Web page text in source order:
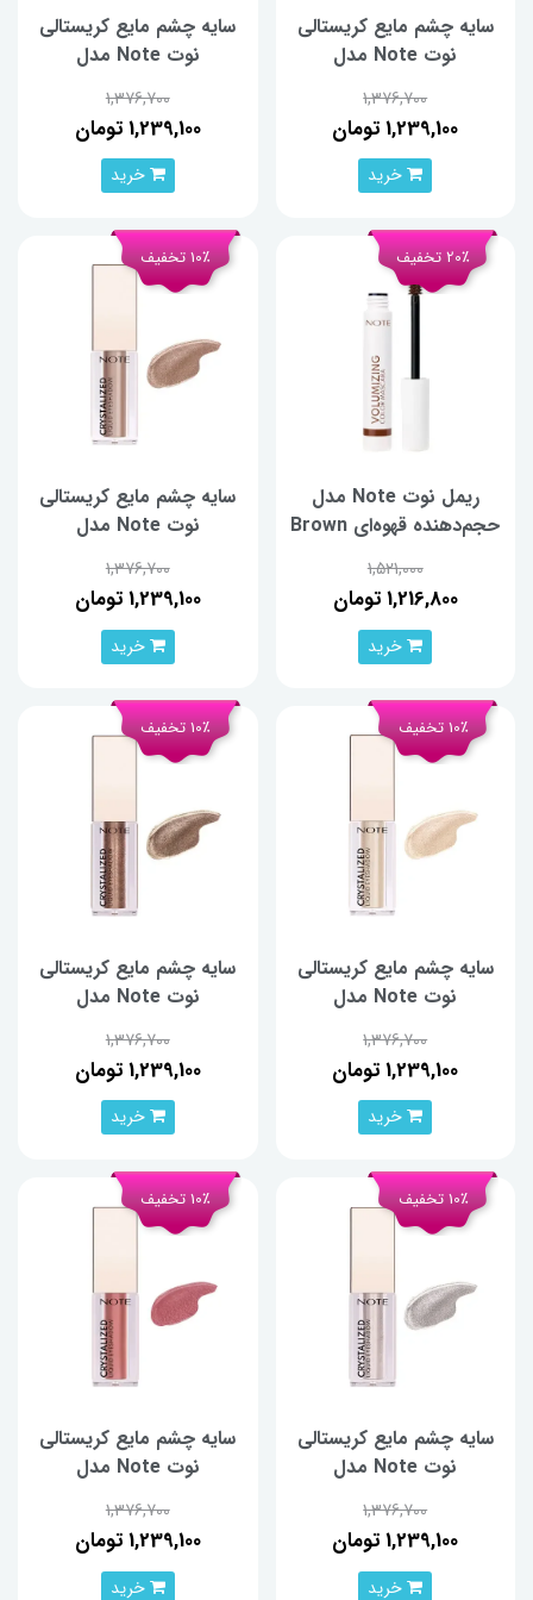
سایه چشم مایع کریستالی
نوت Note مدل
1,376,700
1,239,100 تومان
خرید
سایه چشم مایع کریستالی
نوت Note مدل
1,376,700
1,239,100 تومان
خرید
ریمل نوت Note مدل
حجم‌دهنده قهوه‌ای Brown
Volumizing
1,521,000
1,216,800 تومان
20٪ تخفیف
خرید
سایه چشم مایع کریستالی
نوت Note مدل
Crystalized 10
1,376,700
1,239,100 تومان
10٪ تخفیف
خرید
سایه چشم مایع کریستالی
نوت Note مدل
1,376,700
1,239,100 تومان
10٪ تخفیف
خرید
سایه چشم مایع کریستالی
نوت Note مدل
1,376,700
1,239,100 تومان
10٪ تخفیف
خرید
سایه چشم مایع کریستالی
نوت Note مدل
Crystalized 06
1,376,700
1,239,100 تومان
10٪ تخفیف
خرید
سایه چشم مایع کریستالی
نوت Note مدل
Crystalized 04
1,376,700
1,239,100 تومان
10٪ تخفیف
خرید